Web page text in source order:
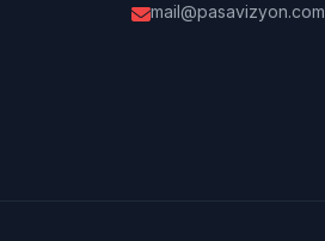
mail@pasavizyon.com